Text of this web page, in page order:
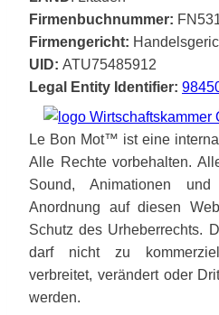
Firmenbuchnummer:
Firmengericht:
UID: ATU75485912
Legal Entity Identifier:
Le Bon Mot™ ist eine
Alle Rechte vorbehalten.
Sound, Animationen
Anordnung auf diesen
Schutz des Urheberrechts.
darf nicht zu
verbreitet, verändert oder
werden.